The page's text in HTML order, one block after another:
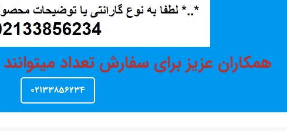
همکاران عزیز برای سفارش تعداد
02133856234